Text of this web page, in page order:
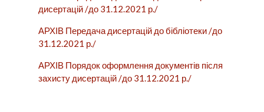
дисертацій /до 31.12.2021 р./
АРХІВ Передача дисертацій до бібліотеки /до
31.12.2021 р./
АРХІВ Порядок оформлення документів після
захисту дисертацій /до 31.12.2021 р./